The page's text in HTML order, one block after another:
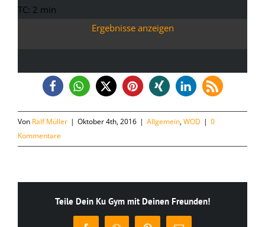
TC: 2 min
Ergebnisse anzeigen
Von Ralf Müller | Oktober 4th, 2016 | Allgemein,WOD | 0
Kommentare
Teile Dein Ku Gym mit Deinen Freunden!